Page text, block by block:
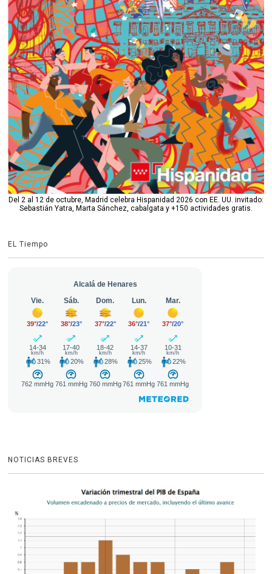
Del 2 al 12 de octubre, Madrid celebra Hispanidad 2026 con EE. UU. invitado:
Sebastián Yatra, Marta Sánchez, cabalgata y +150 actividades gratis.
EL Tiempo
NOTICIAS BREVES